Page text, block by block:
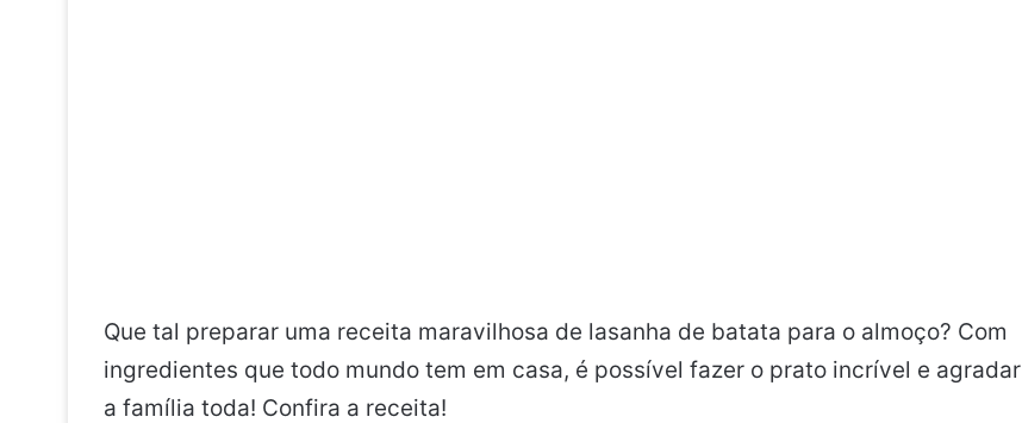
Que tal preparar uma receita maravilhosa de lasanha de batata para o almoço? Com
ingredientes que todo mundo tem em casa, é possível fazer o prato incrível e agradar
a família toda! Confira a receita!